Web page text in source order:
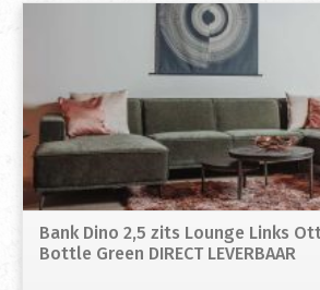
Bank Dino 2,5 zits Lounge Links
Bottle Green DIRECT LEVERBAAR